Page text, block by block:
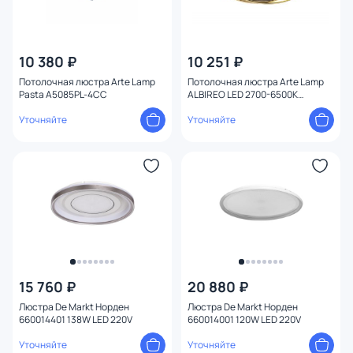
10 380 ₽
Потолочная люстра Arte Lamp
Pasta A5085PL-4CC
Уточняйте
10 251 ₽
Потолочная люстра Arte Lamp
ALBIREO LED 2700-6500К
(теплый,белый,холодный) 82W
A2658PL-58BK
Уточняйте
15 760 ₽
Люстра De Markt Норден
660014401 138W LED 220V
Уточняйте
20 880 ₽
Люстра De Markt Норден
660014001 120W LED 220V
Уточняйте